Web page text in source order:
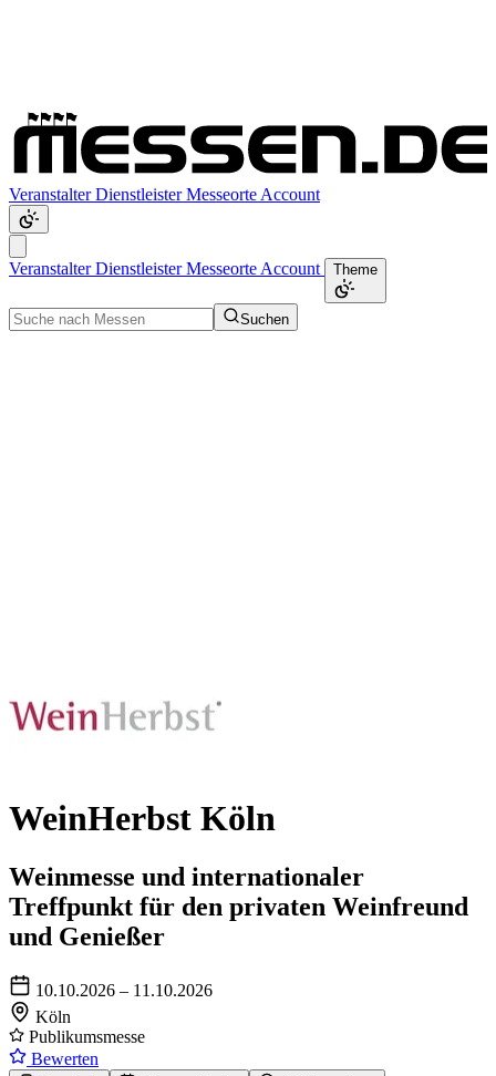
VeranstalterDienstleisterMesseorte Account
VeranstalterDienstleisterMesseorte Account Theme
Suchen
WeinHerbst Köln
Weinmesse und internationaler
Treffpunkt für den privaten Weinfreund
und Genießer
10.10.2026 – 11.10.2026
Köln
Publikumsmesse
Bewerten